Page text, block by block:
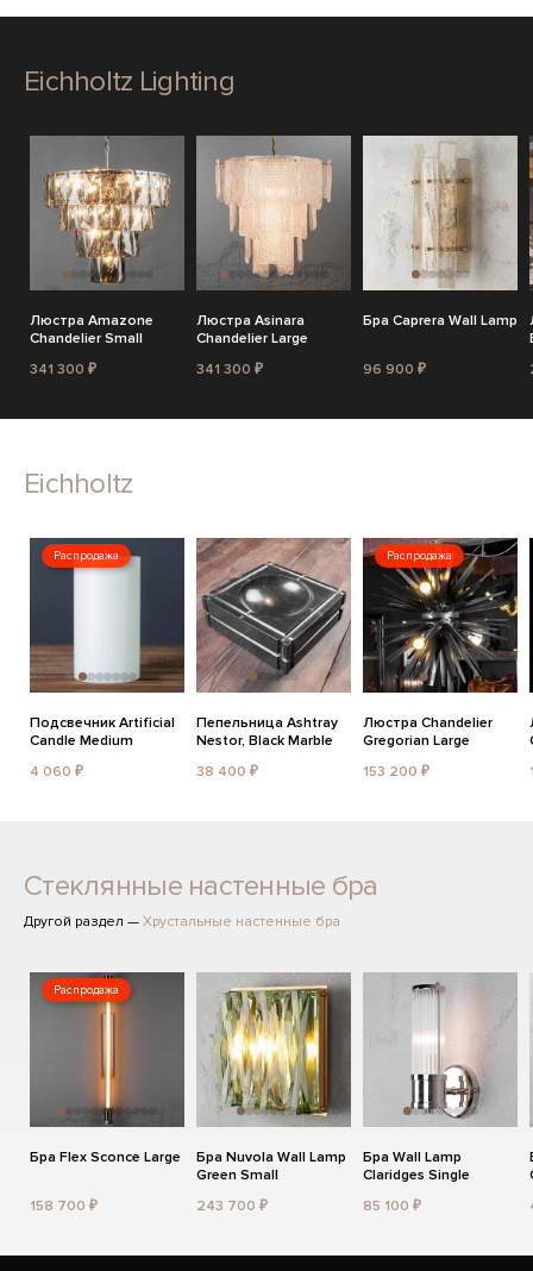
Eichholtz Lighting
Люстра Amazone
Chandelier Small
341 300 ₽
Люстра Asinara
Chandelier Large
341 300 ₽
Бра Caprera Wall Lamp
96 900 ₽
Eichholtz
Распродажа
Подсвечник Artificial
Candle Medium
4 060 ₽
Пепельница Ashtray
Nestor, Black Marble
38 400 ₽
Распродажа
Люстра Chandelier
Gregorian Large
153 200 ₽
Стеклянные настенные бра
Другой раздел — Хрустальные настенные бра
Распродажа
Бра Flex Sconce Large
158 700 ₽
Бра Nuvola Wall Lamp
Green Small
243 700 ₽
Бра Wall Lamp
Claridges Single
85 100 ₽